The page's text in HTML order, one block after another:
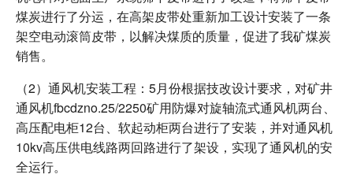
煤炭进行了分运，在高架皮带处重新加工设计安装了一条
架空电动滚筒皮带，以解决煤质的质量，促进了我矿煤炭
销售。
（2）通风机安装工程：5月份根据技改设计要求，对矿井
通风机fbcdzno.25/2250矿用防爆对旋轴流式通风机两台、
高压配电柜12台、软起动柜两台进行了安装，并对通风机
10kv高压供电线路两回路进行了架设，实现了通风机的安
全运行。